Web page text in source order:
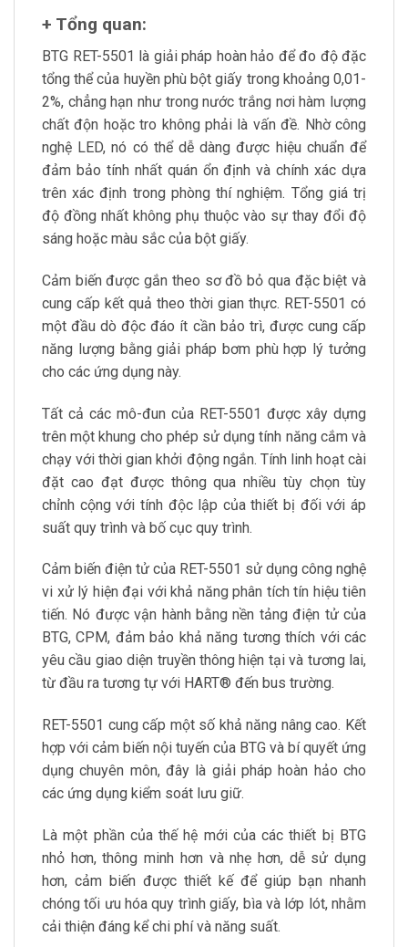
+ Tổng quan:
BTG RET-5501 là giải pháp hoàn hảo để đo độ đặc
tổng thể của huyền phù bột giấy trong khoảng 0,01-
2%, chẳng hạn như trong nước trắng nơi hàm lượng
chất độn hoặc tro không phải là vấn đề. Nhờ công
nghệ LED, nó có thể dễ dàng được hiệu chuẩn để
đảm bảo tính nhất quán ổn định và chính xác dựa
trên xác định trong phòng thí nghiệm. Tổng giá trị
độ đồng nhất không phụ thuộc vào sự thay đổi độ
sáng hoặc màu sắc của bột giấy.
Cảm biến được gắn theo sơ đồ bỏ qua đặc biệt và
cung cấp kết quả theo thời gian thực. RET-5501 có
một đầu dò độc đáo ít cần bảo trì, được cung cấp
năng lượng bằng giải pháp bơm phù hợp lý tưởng
cho các ứng dụng này.
Tất cả các mô-đun của RET-5501 được xây dựng
trên một khung cho phép sử dụng tính năng cắm và
chạy với thời gian khởi động ngắn. Tính linh hoạt cài
đặt cao đạt được thông qua nhiều tùy chọn tùy
chỉnh cộng với tính độc lập của thiết bị đối với áp
suất quy trình và bố cục quy trình.
Cảm biến điện tử của RET-5501 sử dụng công nghệ
vi xử lý hiện đại với khả năng phân tích tín hiệu tiên
tiến. Nó được vận hành bằng nền tảng điện tử của
BTG, CPM, đảm bảo khả năng tương thích với các
yêu cầu giao diện truyền thông hiện tại và tương lai,
từ đầu ra tương tự với HART® đến bus trường.
RET-5501 cung cấp một số khả năng nâng cao. Kết
hợp với cảm biến nội tuyến của BTG và bí quyết ứng
dụng chuyên môn, đây là giải pháp hoàn hảo cho
các ứng dụng kiểm soát lưu giữ.
Là một phần của thế hệ mới của các thiết bị BTG
nhỏ hơn, thông minh hơn và nhẹ hơn, dễ sử dụng
hơn, cảm biến được thiết kế để giúp bạn nhanh
chóng tối ưu hóa quy trình giấy, bìa và lớp lót, nhằm
cải thiện đáng kể chi phí và năng suất.